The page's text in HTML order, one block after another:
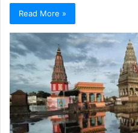
Read More »